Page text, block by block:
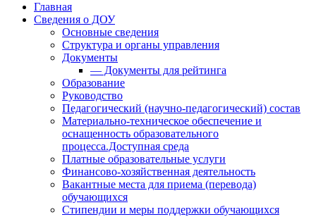
Главная
Сведения о ДОУ
Основные сведения
Структура и органы управления
Документы
— Документы для рейтинга
Образование
Руководство
Педагогический (научно-педагогический) состав
Материально-техническое обеспечение и
оснащенность образовательного
процесса.Доступная среда
Платные образовательные услуги
Финансово-хозяйственная деятельность
Вакантные места для приема (перевода)
обучающихся
Стипендии и меры поддержки обучающихся